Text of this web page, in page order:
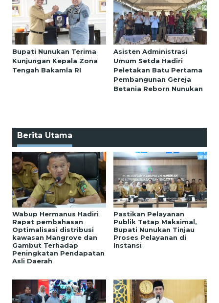
Bupati Nunukan Terima
Kunjungan Kepala Zona
Tengah Bakamla RI
Asisten Administrasi
Umum Setda Hadiri
Peletakan Batu Pertama
Pembangunan Gereja
Betania Reborn Nunukan
Berita Utama
Wabup Hermanus Hadiri
Rapat pembahasan
Optimalisasi distribusi
kawasan Mangrove dan
Gambut Terhadap
Peningkatan Pendapatan
Asli Daerah
Pastikan Pelayanan
Publik Tetap Maksimal,
Bupati Nunukan Tinjau
Proses Pelayanan di
Instansi